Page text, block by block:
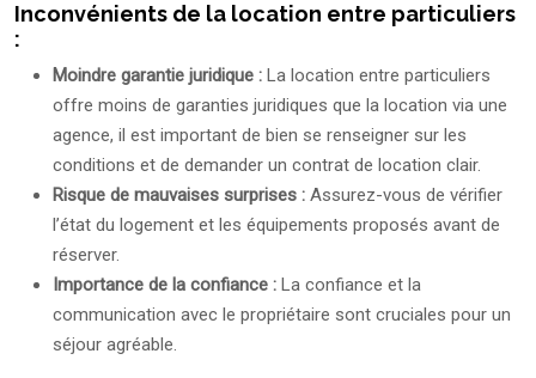
Inconvénients de la location entre particuliers
:
Moindre garantie juridique : La location entre particuliers
offre moins de garanties juridiques que la location via une
agence, il est important de bien se renseigner sur les
conditions et de demander un contrat de location clair.
Risque de mauvaises surprises : Assurez-vous de vérifier
l’état du logement et les équipements proposés avant de
réserver.
Importance de la confiance : La confiance et la
communication avec le propriétaire sont cruciales pour un
séjour agréable.